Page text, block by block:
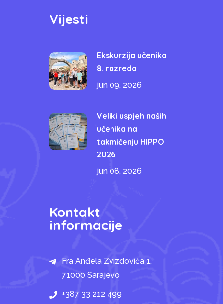
Vijesti
Ekskurzija učenika
8. razreda
jun 09, 2026
Veliki uspjeh naših
učenika na
takmičenju HIPPO
2026
jun 08, 2026
Kontakt
informacije
Fra Anđela Zvizdovića 1,
71000 Sarajevo
+387 33 212 499